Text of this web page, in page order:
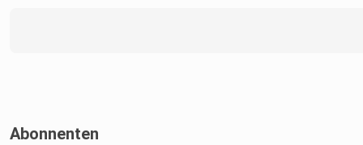
Abonnenten